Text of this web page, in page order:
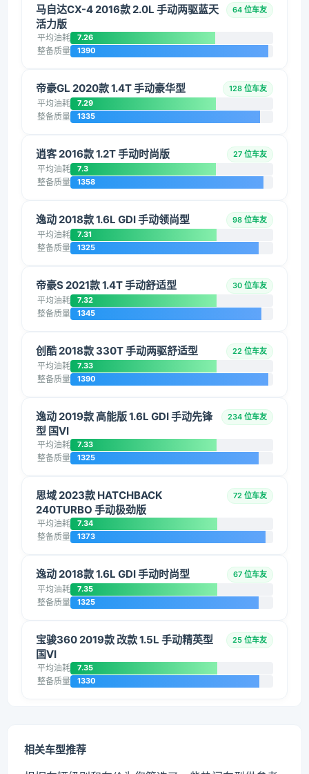
马自达CX-4 2016款 2.0L 手动两驱蓝天
活力版
64 位车友
平均油耗 7.26
整备质量 1390
帝豪GL 2020款 1.4T 手动豪华型 128 位车友
平均油耗 7.29
整备质量 1335
逍客 2016款 1.2T 手动时尚版 27 位车友
平均油耗 7.3
整备质量 1358
逸动 2018款 1.6L GDI 手动领尚型 98 位车友
平均油耗 7.31
整备质量 1325
帝豪S 2021款 1.4T 手动舒适型 30 位车友
平均油耗 7.32
整备质量 1345
创酷 2018款 330T 手动两驱舒适型 22 位车友
平均油耗 7.33
整备质量 1390
逸动 2019款 高能版 1.6L GDI 手动先锋
型 国VI
234 位车友
平均油耗 7.33
整备质量 1325
思域 2023款 HATCHBACK
240TURBO 手动极劲版
72 位车友
平均油耗 7.34
整备质量 1373
逸动 2018款 1.6L GDI 手动时尚型 67 位车友
平均油耗 7.35
整备质量 1325
宝骏360 2019款 改款 1.5L 手动精英型
国VI
25 位车友
平均油耗 7.35
整备质量 1330
相关车型推荐